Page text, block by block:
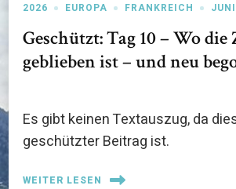
2026 EUROPA FRANKREICH JUNI
Geschützt: Tag 10 – Wo die
geblieben ist – und neu
Es gibt keinen Textauszug, da
geschützter Beitrag ist.
WEITER LESEN